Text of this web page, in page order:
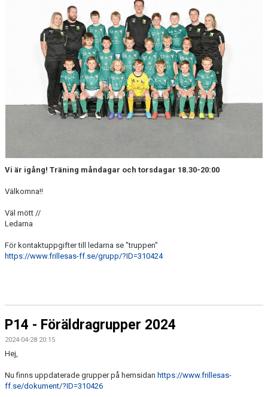
DOKUMENT
Vi är igång! Träning måndagar och torsdagar 18.30-20:00
Välkomna!!
Väl mött //
Ledarna
För kontaktuppgifter till ledarna se "truppen"
https://www.frillesas-ff.se/grupp/?ID=310424
P14 - Föräldragrupper 2024
2024-04-28 20:15
Hej,
Nu finns uppdaterade grupper på hemsidan https://www.frillesas-
ff.se/dokument/?ID=310426